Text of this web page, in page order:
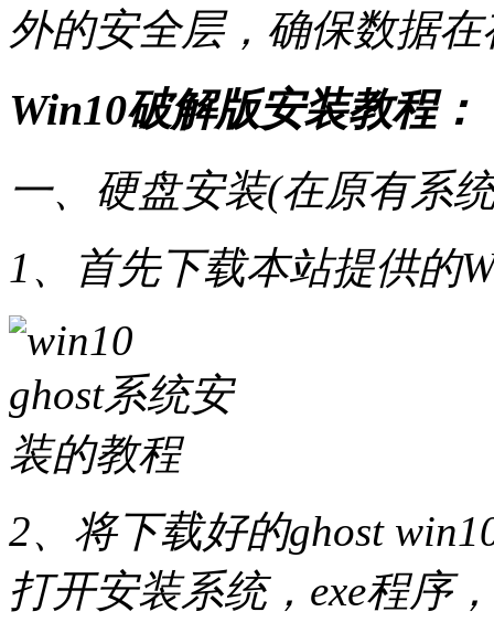
外的安全层，确保数据
Win10破解版安装教程：
一、硬盘安装(在原有系
1、首先下载本站提供的
2、将下载好的ghost
打开安装系统，exe程序